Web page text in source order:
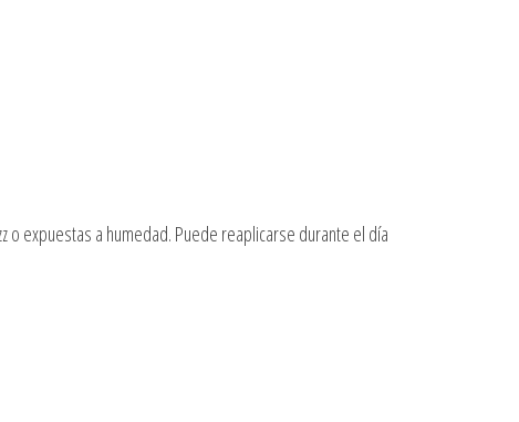
o expuestas a humedad. Puede reaplicarse durante el día